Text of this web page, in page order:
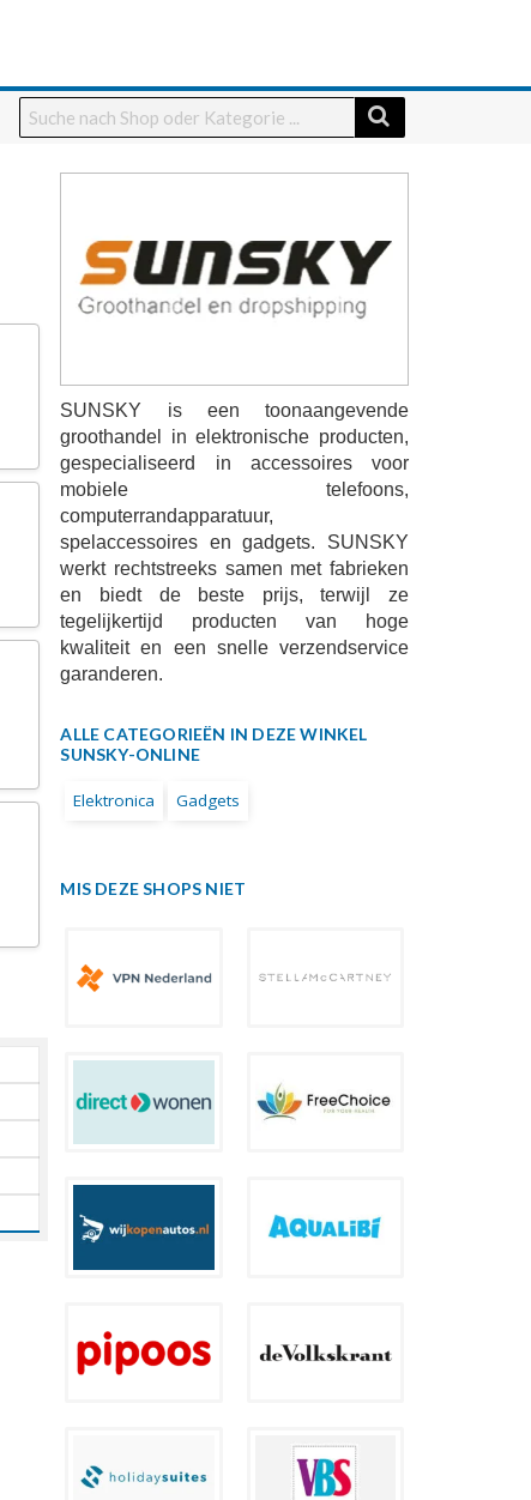
SUNSKY is een toonaangevende
groothandel in elektronische producten,
gespecialiseerd in accessoires voor
mobiele telefoons,
computerrandapparatuur,
spelaccessoires en gadgets. SUNSKY
werkt rechtstreeks samen met fabrieken
en biedt de beste prijs, terwijl ze
tegelijkertijd producten van hoge
kwaliteit en een snelle verzendservice
garanderen.
ALLE CATEGORIEËN IN DEZE WINKEL
SUNSKY-ONLINE
Elektronica Gadgets
MIS DEZE SHOPS NIET